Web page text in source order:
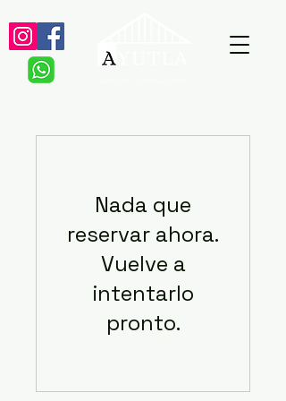
Nada que
reservar ahora.
Vuelve a
intentarlo
pronto.